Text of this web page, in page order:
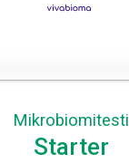
Mikrobiomitesti
Starter